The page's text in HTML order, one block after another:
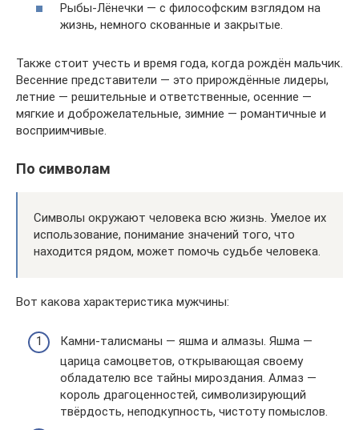
Рыбы-Лёнечки — с философским взглядом на
жизнь, немного скованные и закрытые.
Также стоит учесть и время года, когда рождён мальчик.
Весенние представители — это прирождённые лидеры,
летние — решительные и ответственные, осенние —
мягкие и доброжелательные, зимние — романтичные и
восприимчивые.
По символам
Символы окружают человека всю жизнь. Умелое их
использование, понимание значений того, что
находится рядом, может помочь судьбе человека.
Вот какова характеристика мужчины:
Камни-талисманы — яшма и алмазы. Яшма —
царица самоцветов, открывающая своему
обладателю все тайны мироздания. Алмаз —
король драгоценностей, символизирующий
твёрдость, неподкупность, чистоту помыслов.